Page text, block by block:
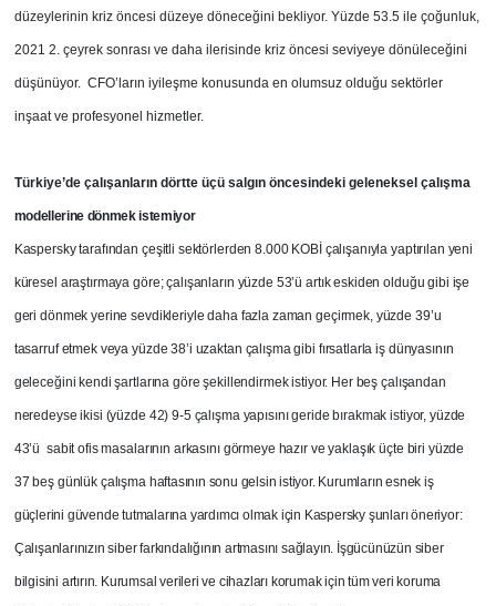
düzeylerinin kriz öncesi düzeye döneceğini bekliyor. Yüzde 53.5 ile çoğunluk,
2021 2. çeyrek sonrası ve daha ilerisinde kriz öncesi seviyeye dönüleceğini
düşünüyor. CFO’ların iyileşme konusunda en olumsuz olduğu sektörler
inşaat ve profesyonel hizmetler.
Türkiye’de çalışanların dörtte üçü salgın öncesindeki geleneksel çalışma
modellerine dönmek istemiyor
Kaspersky tarafından çeşitli sektörlerden 8.000 KOBİ çalışanıyla yaptırılan yeni
küresel araştırmaya göre; çalışanların yüzde 53’ü artık eskiden olduğu gibi işe
geri dönmek yerine sevdikleriyle daha fazla zaman geçirmek, yüzde 39’u
tasarruf etmek veya yüzde 38’i uzaktan çalışma gibi fırsatlarla iş dünyasının
geleceğini kendi şartlarına göre şekillendirmek istiyor. Her beş çalışandan
neredeyse ikisi (yüzde 42) 9-5 çalışma yapısını geride bırakmak istiyor, yüzde
43’ü sabit ofis masalarının arkasını görmeye hazır ve yaklaşık üçte biri yüzde
37 beş günlük çalışma haftasının sonu gelsin istiyor. Kurumların esnek iş
güçlerini güvende tutmalarına yardımcı olmak için Kaspersky şunları öneriyor:
Çalışanlarınızın siber farkındalığının artmasını sağlayın. İşgücünüzün siber
bilgisini artırın. Kurumsal verileri ve cihazları korumak için tüm veri koruma